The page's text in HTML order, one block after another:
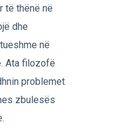
të thënë në
dhe
në
Ata filozofë
problemet
zbulesës